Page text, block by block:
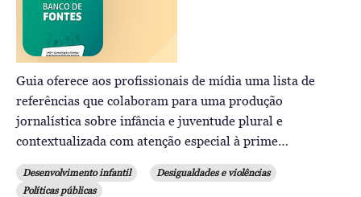
Guia oferece aos profissionais de mídia uma lista de
referências que colaboram para uma produção
jornalística sobre infância e juventude plural e
contextualizada com atenção especial à prime…
Desenvolvimento infantil
Desigualdades e violências
Políticas públicas